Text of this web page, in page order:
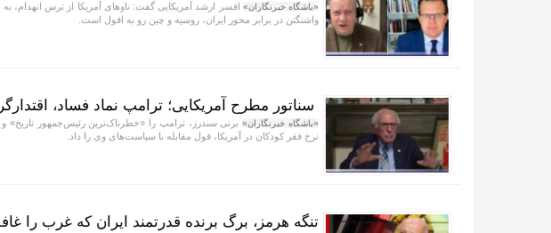
«باشگاه خبرنگاران» افسر ارشد آمریکایی گفت: ناو‌های آمریکا از ترس انهدام،
واشنگتن در برابر محور ایران، روسیه و چین رو به افول است.
سناتور مطرح آمریکایی؛ ترامپ نماد فساد،
«باشگاه خبرنگاران»برنی سندرز، ترامپ را «خطرناک‌ترین رئیس‌جمهور تاریخ» و
نرخ فقر کودکان در آمریکا، قول مقابله با سیاست‌های وی را داد.
تنگه هرمز، برگ برنده قدرتمند ایران که غرب را